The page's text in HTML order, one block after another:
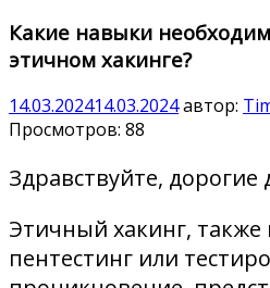
Какие навыки
этичном хакинге?
14.03.202414.03.2024автор:
Просмотров: 88
Здравствуйте, дорогие
Этичный хакинг, также
пентестинг или